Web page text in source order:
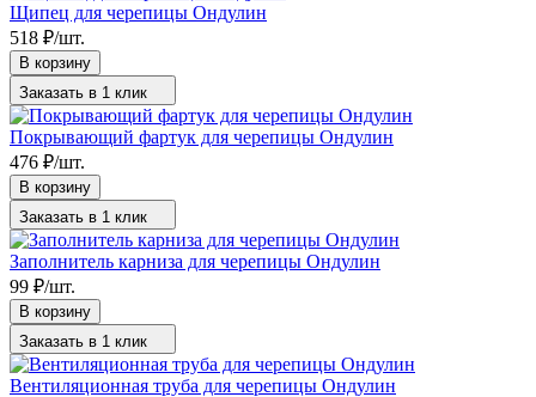
Щипец для черепицы Ондулин
518 ₽/шт.
В корзину
Заказать в 1 клик
Покрывающий фартук для черепицы Ондулин
476 ₽/шт.
В корзину
Заказать в 1 клик
Заполнитель карниза для черепицы Ондулин
99 ₽/шт.
В корзину
Заказать в 1 клик
Вентиляционная труба для черепицы Ондулин